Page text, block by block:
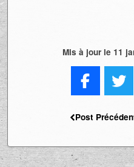
Mis à jour le 11
Post